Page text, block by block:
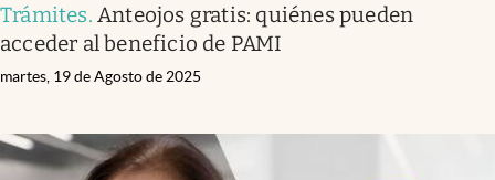
Trámites.Anteojos gratis: quiénes pueden
acceder al beneficio de PAMI
martes, 19 de Agosto de 2025